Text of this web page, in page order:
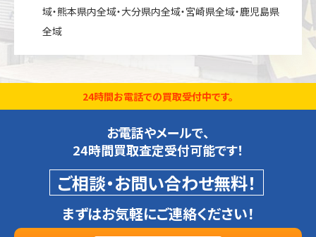
域・熊本県内全域・大分県内全域・宮崎県全域・鹿児島県
全域
24時間お電話での買取受付中です。
お電話やメールで、
24時間買取査定受付可能です！
ご相談・お問い合わせ無料！
まずはお気軽にご連絡ください！